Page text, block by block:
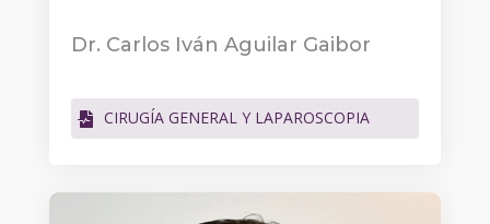
Dr. Carlos Iván Aguilar Gaibor
CIRUGÍA GENERAL Y LAPAROSCOPIA